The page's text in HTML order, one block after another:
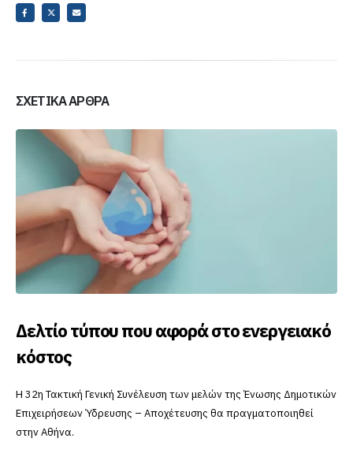
ΣΧΕΤΙΚΆ ΆΡΘΡΑ
Το SmartVille app έφτασε στην Δράμα
Η Δ.Ε.Υ.Α.Δ., κάνει ένα μεγάλο βήμα προς την ψηφιοποίηση των
υπηρεσιών της, παρέχοντας στους καταναλωτές της το
SmartVille app.